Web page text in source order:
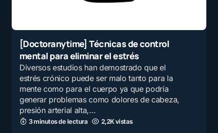
[Doctoranytime] Técnicas de control
mental para eliminar el estrés
Diversos estudios han demostrado que el
estrés crónico puede ser malo tanto para la
mente como para el cuerpo ya que podría
generar problemas como dolores de cabeza,
presión arterial alta,…
3 minutos de lectura 2,2K vistas